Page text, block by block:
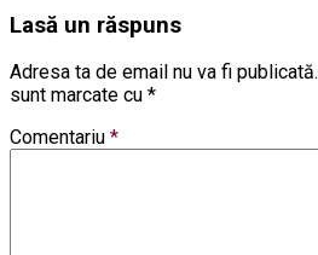
Lasă un răspuns
Adresa ta de email nu va fi publicată.
sunt marcate cu *
Comentariu *